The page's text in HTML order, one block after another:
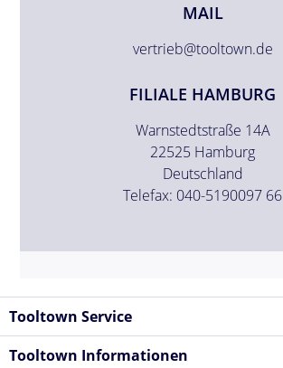
MAIL
vertrieb@tooltown.de
FILIALE HAMBURG
Warnstedtstraße 14A
22525 Hamburg
Deutschland
Telefax: 040-5190097 66
Tooltown Service
Tooltown Informationen